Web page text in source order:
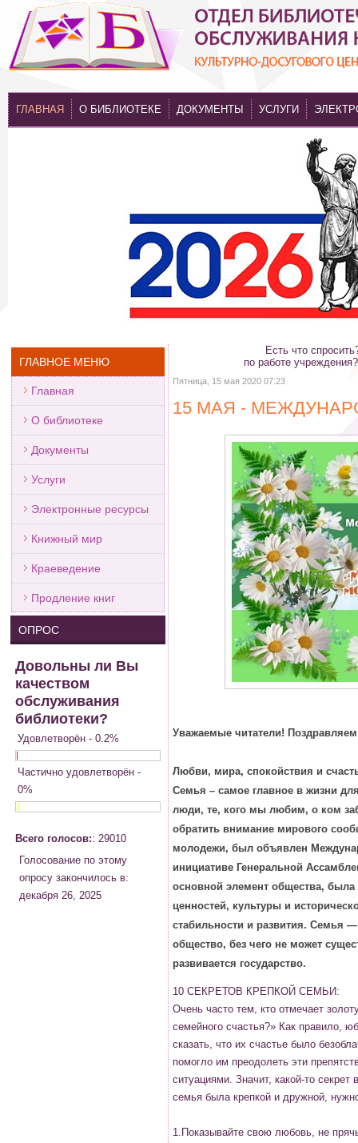
ГЛАВНАЯ О БИБЛИОТЕКЕ ДОКУМЕНТЫ УСЛУГИ
ГЛАВНОЕ МЕНЮ
Главная
О библиотеке
Документы
Услуги
Электронные ресурсы
Книжный мир
Краеведение
Продление книг
ОПРОС
Довольны ли Вы
качеством
обслуживания
библиотеки?
Удовлетворён - 0.2%
Частично удовлетворён -
0%
Всего голосов:: 29010
Голосование по этому
опросу закончилось в:
декабря 26, 2025
Есть что
по работе
Пятница, 15 мая 2020 07:23
15 МАЯ -
Уважаемые читатели!
Любви, мира, спокойствия и
Семья – самое главное в жизни
люди, те, кого мы любим, о ком
обратить внимание мирового
молодежи, был объявлен
инициативе Генеральной
основной элемент общества, была
ценностей, культуры и
стабильности и развития. Семья
общество, без чего не может
развивается государство.
10 СЕКРЕТОВ КРЕПКОЙ СЕМЬИ:
Очень часто тем, кто отмечает
семейного счастья?» Как правило,
сказать, что их счастье было
помогло им преодолеть эти
ситуациями. Значит, какой-то
семья была крепкой и дружной,
1.Показывайте свою любовь, не